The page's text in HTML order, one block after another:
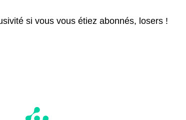
si vous vous étiez abonnés, losers !